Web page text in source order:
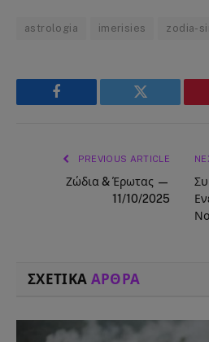
astrologia imerisies zodia-
Facebook Twitter
PREVIOUS ARTICLE
Ζώδια & Έρωτας —
11/10/2025
ΣΧΕΤΙΚΑ ΑΡΘΡΑ